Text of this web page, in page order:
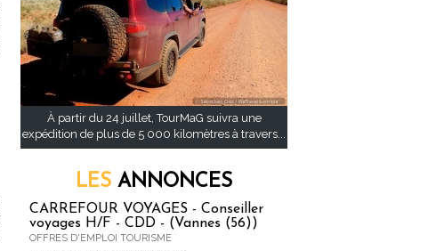
À partir du 24 juillet, TourMaG suivra une
expédition de plus de 5 000 kilomètres à travers...
LES ANNONCES
CARREFOUR VOYAGES - Conseiller
voyages H/F - CDD - (Vannes (56))
OFFRES D'EMPLOI TOURISME